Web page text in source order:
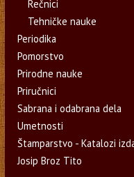
Rečnici
Tehničke nauke
Periodika
Pomorstvo
Prirodne nauke
Priručnici
Sabrana i odabrana dela
Umetnosti
Štamparstvo - Katalozi
Josip Broz Tito